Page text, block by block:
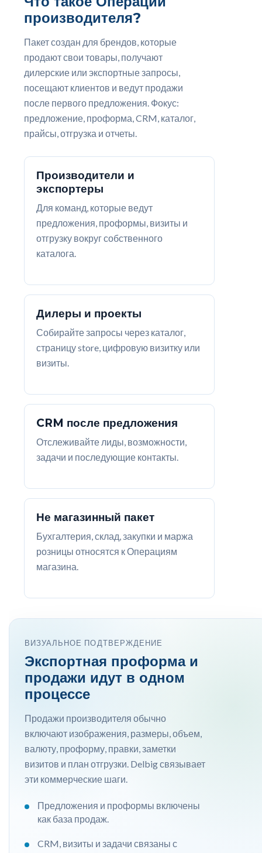
производителя?
Пакет создан для брендов, которые
продают свои товары, получают
дилерские или экспортные запросы,
посещают клиентов и ведут продажи
после первого предложения. Фокус:
предложение, проформа, CRM, каталог,
прайсы, отгрузка и отчеты.
Производители и
экспортеры
Для команд, которые ведут
предложения, проформы, визиты и
отгрузку вокруг собственного
каталога.
Дилеры и проекты
Собирайте запросы через каталог,
страницу store, цифровую визитку или
визиты.
CRM после предложения
Отслеживайте лиды, возможности,
задачи и последующие контакты.
Не магазинный пакет
Бухгалтерия, склад, закупки и маржа
розницы относятся к Операциям
магазина.
ВИЗУАЛЬНОЕ ПОДТВЕРЖДЕНИЕ
Экспортная проформа и
продажи идут в одном
процессе
Продажи производителя обычно
включают изображения, размеры, объем,
валюту, проформу, правки, заметки
визитов и план отгрузки. Delbig связывает
эти коммерческие шаги.
Предложения и проформы включены
как база продаж.
CRM, визиты и задачи связаны с